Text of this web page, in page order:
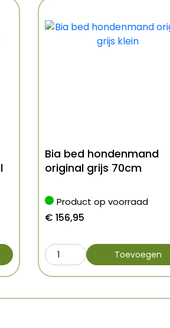
Bia bed hondenmand
original grijs 70cm
Product op voorraad
€ 156,95
Toevoegen